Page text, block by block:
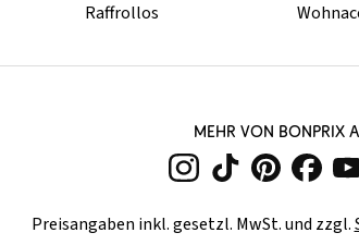
Raffrollos
MEHR VON BONPRIX
Preisangaben inkl. gesetzl. MwSt. und zzgl.